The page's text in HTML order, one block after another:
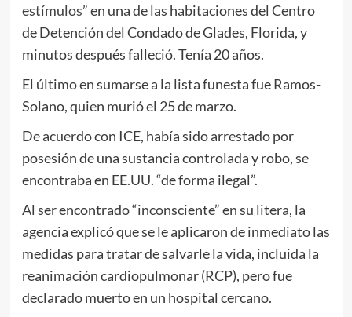
estímulos”en una de las habitaciones del Centro
de Detención del Condado de Glades, Florida, y
minutos después falleció. Tenía 20 años.
El último en sumarse a la lista funesta fue Ramos-
Solano, quien murió el 25 de marzo.
De acuerdo con ICE, había sido arrestado por
posesión de una sustancia controlada y robo, se
encontraba en EE.UU. “de forma ilegal”.
Al ser encontrado “inconsciente” en su litera, la
agencia explicó que se le aplicaron de inmediato las
medidas para tratar de salvarle la vida, incluida la
reanimación cardiopulmonar (RCP), pero fue
declarado muerto en un hospital cercano.